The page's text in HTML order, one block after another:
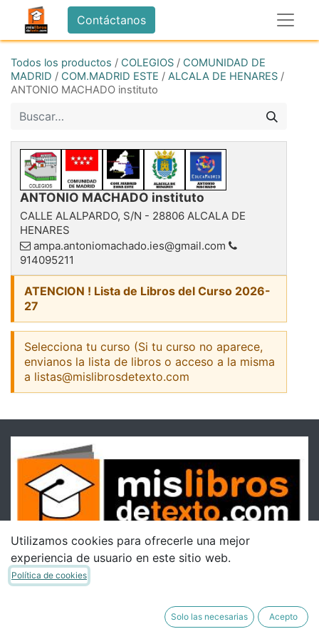
Contáctanos
Todos los productos / COLEGIOS / COMUNIDAD DE
MADRID / COM.MADRID ESTE / ALCALA DE HENARES /
ANTONIO MACHADO instituto
ANTONIO MACHADO instituto
CALLE ALALPARDO, S/N - 28806 ALCALA DE
HENARES
ampa.antoniomachado.ies@gmail.com
914095211
ATENCION ! Lista de Libros del Curso 2026-
27
Selecciona tu curso (Si tu curso no aparece,
envianos la lista de libros o acceso a la misma
a listas@mislibrosdetexto.com
Utilizamos cookies para ofrecerle una mejor
experiencia de usuario en este sitio web.
Política de cookies
Solo las necesarias Acepto